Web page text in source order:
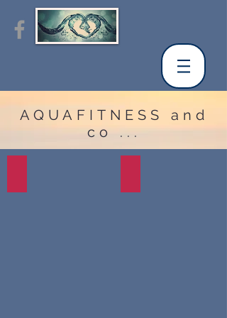
AQUAFITNESS and
co ...